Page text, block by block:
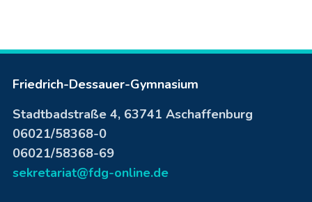
Friedrich-Dessauer-Gymnasium
Stadtbadstraße 4, 63741 Aschaffenburg
06021/58368-0
06021/58368-69
sekretariat@fdg-online.de